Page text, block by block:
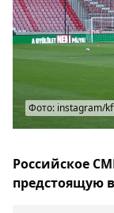
Фото: instagram/
Российское
предстоящую